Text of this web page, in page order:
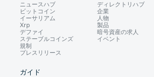
ニュースハブ
ビットコイン
イーサリアム
Xrp
デファイ
ステーブルコインズ
規制
プレスリリース
ディレクトリハブ
企業
人物
製品
暗号資産の求人
イベント
ガイド